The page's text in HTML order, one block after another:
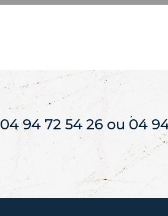
04 94 72 54 26 ou 04